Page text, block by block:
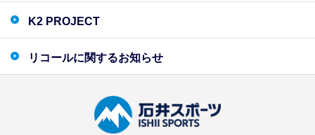
K2 PROJECT
リコールに関するお知らせ